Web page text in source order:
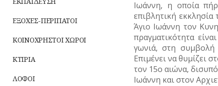
ΠΕΡΙΧΩΡΑ
ΠΛΗΘΥΣΜΟΣ
ΠΟΤΑΜΟΙ
(ΟΛΥΜΠΙΣΜΟΣ)
ΤΗΛΕΟΡΑΣΗ
ΦΩΤΟΓΡΑΦΙΑ
Φυτά
Ζώα
Μύθοι
Παροιμίες
Αινίγματα
ΕΞΟΧΕΣ-ΠΕΡΙΠΑΤΟΙ
ΚΟΙΝΟΧΡΗΣΤΟΙ ΧΩΡΟΙ
ΚΤΙΡΙΑ
ΛΟΦΟΙ
Ιωάννη, η οποία
επιβλητική
Άγιο Ιωάννη τον
πραγματικότητα
γωνιά, στη
Επιμένει να θυμίζει
τον 15ο αιώνα,
Ιωάννη και στον